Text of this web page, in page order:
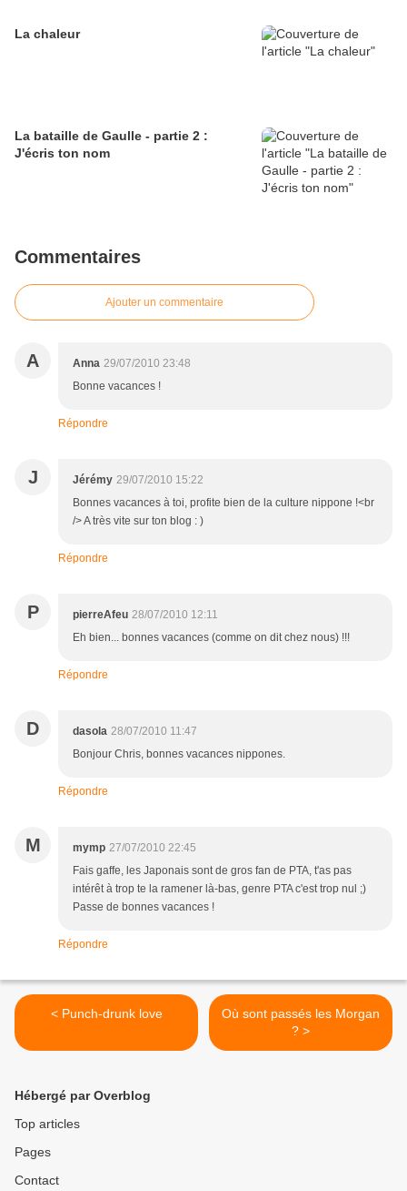
La chaleur
La bataille de Gaulle - partie 2 :
J'écris ton nom
Commentaires
Ajouter un commentaire
A Anna 29/07/2010 23:48
Bonne vacances !
Répondre
J Jérémy 29/07/2010 15:22
Bonnes vacances à toi, profite bien de la culture nippone !<br
/> A très vite sur ton blog : )
Répondre
P pierreAfeu 28/07/2010 12:11
Eh bien... bonnes vacances (comme on dit chez nous) !!!
Répondre
D dasola 28/07/2010 11:47
Bonjour Chris, bonnes vacances nippones.
Répondre
M mymp 27/07/2010 22:45
Fais gaffe, les Japonais sont de gros fan de PTA, t'as pas
intérêt à trop te la ramener là-bas, genre PTA c'est trop nul ;)
Passe de bonnes vacances !
Répondre
< Punch-drunk love
Où sont passés les Morgan
? >
Hébergé par Overblog
Top articles
Pages
Contact